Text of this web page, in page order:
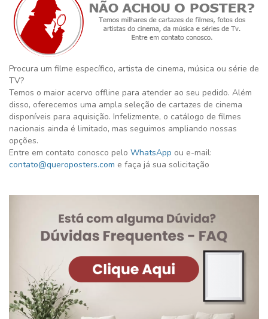
Procura um filme específico, artista de cinema, música ou série de
TV?
Temos o maior acervo offline para atender ao seu pedido. Além
disso, oferecemos uma ampla seleção de cartazes de cinema
disponíveis para aquisição. Infelizmente, o catálogo de filmes
nacionais ainda é limitado, mas seguimos ampliando nossas
opções.
Entre em contato conosco pelo WhatsApp ou e-mail:
contato@queroposters.com e faça já sua solicitação